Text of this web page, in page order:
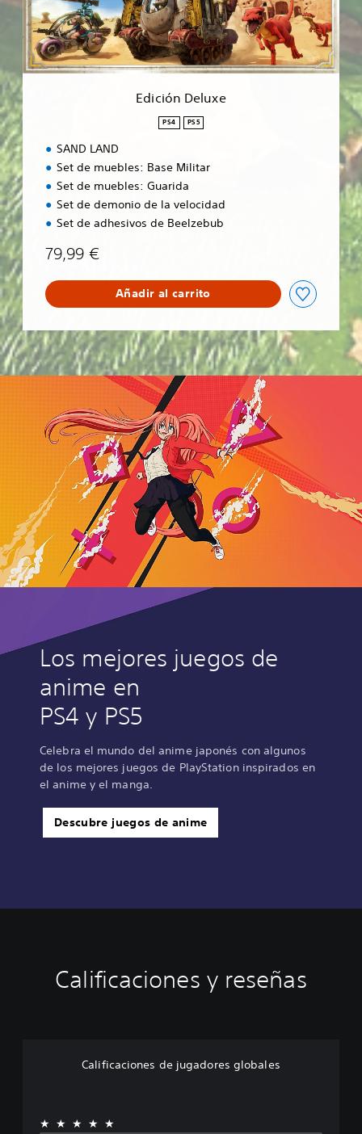
D
e
l
u
x
Edición Deluxe
PS4 PS5
SAND LAND
Set de muebles: Base Militar
Set de muebles: Guarida
Set de demonio de la velocidad
Set de adhesivos de Beelzebub
79,99 €
Añadir al carrito
Los mejores juegos de
anime en
PS4 y PS5
Celebra el mundo del anime japonés con algunos
de los mejores juegos de PlayStation inspirados en
el anime y el manga.
Descubre juegos de anime
Calificaciones y reseñas
Calificaciones de jugadores globales
★★★★★